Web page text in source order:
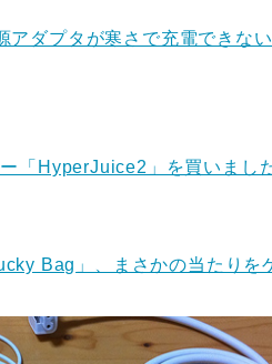
アダプタが寒さで充電できな
「HyperJuice2」を買いまし
Bag」、まさかの当たりを